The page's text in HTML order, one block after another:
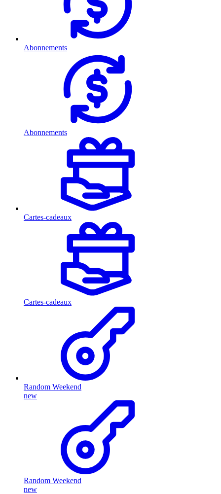
Abonnements
Abonnements
Cartes-cadeaux
Cartes-cadeaux
Random Weekend
new
Random Weekend
new